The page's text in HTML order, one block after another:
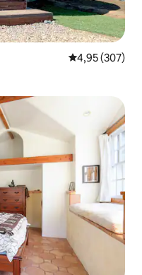
Gemiddelde
4,95 (307)